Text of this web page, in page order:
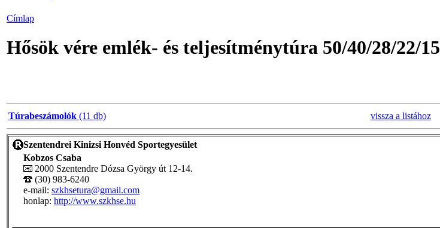
Címlap
Hősök vére emlék- és teljesítménytúra 50/40/28/22/15
Túrabeszámolók (11 db) vissza a listához
Szentendrei Kinizsi Honvéd Sportegyesület
Kobzos Csaba
2000 Szentendre Dózsa György út 12-14.
(30) 983-6240
e-mail: szkhsetura@gmail.com
honlap: http://www.szkhse.hu